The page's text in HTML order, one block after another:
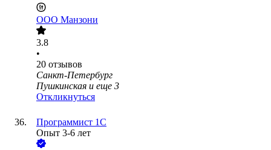
ООО Манзони
3.8
•
20 отзывов
Санкт-Петербург
Пушкинская и еще 3
Откликнуться
Программист 1С
Опыт 3-6 лет